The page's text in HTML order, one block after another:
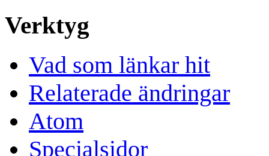
Verktyg
Vad som länkar hit
Relaterade ändringar
Atom
Specialsidor